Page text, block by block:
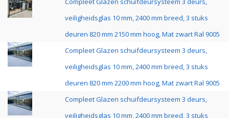
veiligheidsglas 10 mm, 2400 mm breed, 3 stuks
deuren 820 mm 2150 mm hoog, Mat zwart Ral 9005
Compleet Glazen schuifdeursysteem 3 deurs,
veiligheidsglas 10 mm, 2400 mm breed, 3 stuks
deuren 820 mm 2200 mm hoog, Mat zwart Ral 9005
Compleet Glazen schuifdeursysteem 3 deurs,
veiligheidsglas 10 mm, 2400 mm breed, 3 stuks